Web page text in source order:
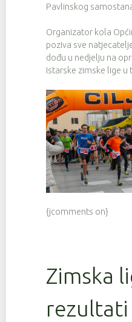
Pavlinskog
Organizator kola
poziva sve
dođu u nedjelju na
Istarske zimske lige u
{jcomments on}
Zimska